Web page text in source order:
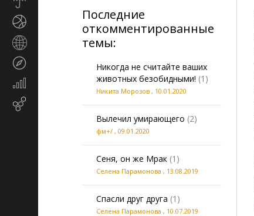
Последние
откомментированные
темы:
Никогда не считайте ваших
животных безобидными! (1)
Никита Морозов , 10.01.2020
Вылечил умирающего (2)
фм+/ , 09.01.2020
Сеня, он же Мрак (1)
Селена Парамонова , 13.08.2019
Спасли друг друга (1)
Селена Парамонова , 10.07.2019